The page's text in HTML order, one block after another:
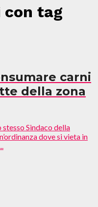
tag
carni
della zona
Sindaco della
dove si vieta in